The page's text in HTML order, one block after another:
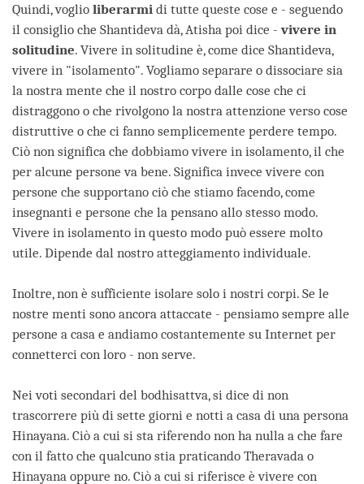
Quindi, voglio liberarmi di tutte queste cose e - seguendo
il consiglio che Shantideva dà, Atisha poi dice -vivere in
solitudine. Vivere in solitudine è, come dice Shantideva,
vivere in "isolamento". Vogliamo separare o dissociare sia
la nostra mente che il nostro corpo dalle cose che ci
distraggono o che rivolgono la nostra attenzione verso cose
distruttive o che ci fanno semplicemente perdere tempo.
Ciò non significa che dobbiamo vivere in isolamento, il che
per alcune persone va bene. Significa invece vivere con
persone che supportano ciò che stiamo facendo, come
insegnanti e persone che la pensano allo stesso modo.
Vivere in isolamento in questo modo può essere molto
utile. Dipende dal nostro atteggiamento individuale.
Inoltre, non è sufficiente isolare solo i nostri corpi. Se le
nostre menti sono ancora attaccate - pensiamo sempre alle
persone a casa e andiamo costantemente su Internet per
connetterci con loro - non serve.
Nei voti secondari del bodhisattva, si dice di non
trascorrere più di sette giorni e notti a casa di una persona
Hinayana. Ciò a cui si sta riferendo non ha nulla a che fare
con il fatto che qualcuno stia praticando Theravada o
Hinayana oppure no. Ciò a cui si riferisce è vivere con